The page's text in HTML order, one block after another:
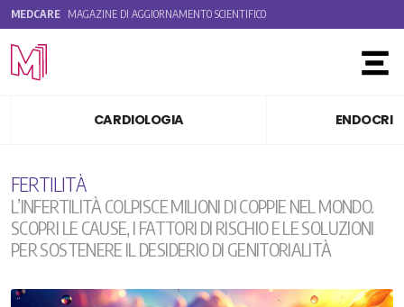
MEDCARE MAGAZINE DI AGGIORNAMENTO SCIENTIFICO
CARDIOLOGIA
FERTILITÀ
L’INFERTILITÀ COLPISCE MILIONI DI COPPIE NEL MONDO.
SCOPRI LE CAUSE, I FATTORI DI RISCHIO E LE SOLUZIONI
PER SOSTENERE IL DESIDERIO DI GENITORIALITÀ